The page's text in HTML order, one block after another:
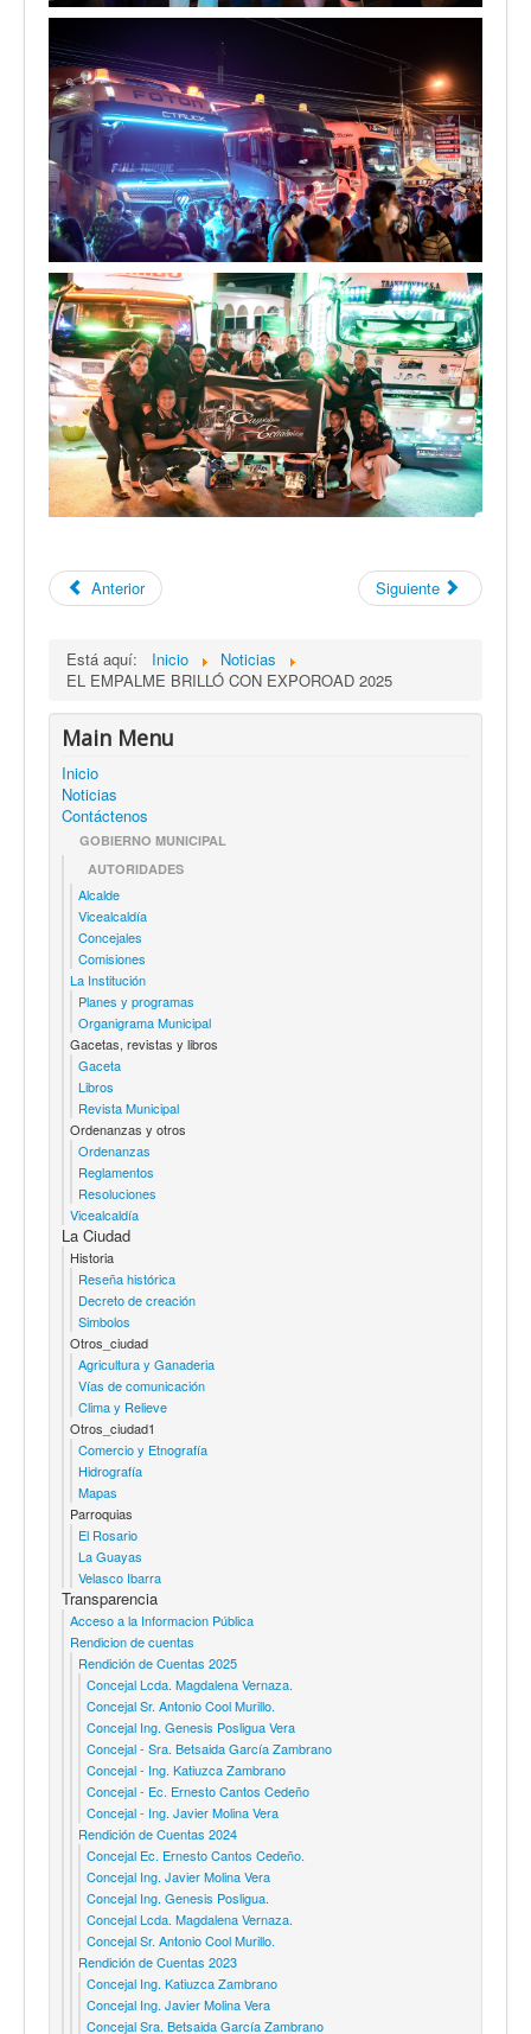
Anterior Siguiente
Está aquí: Inicio
Noticias
EL EMPALME BRILLÓ CON EXPOROAD 2025
Main Menu
Inicio
Noticias
Contáctenos
GOBIERNO MUNICIPAL
AUTORIDADES
Alcalde
Vicealcaldía
Concejales
Comisiones
La Institución
Planes y programas
Organigrama Municipal
Gacetas, revistas y libros
Gaceta
Libros
Revista Municipal
Ordenanzas y otros
Ordenanzas
Reglamentos
Resoluciones
Vicealcaldía
La Ciudad
Historia
Reseña histórica
Decreto de creación
Simbolos
Otros_ciudad
Agricultura y Ganaderia
Vías de comunicación
Clima y Relieve
Otros_ciudad1
Comercio y Etnografía
Hidrografía
Mapas
Parroquias
El Rosario
La Guayas
Velasco Ibarra
Transparencia
Acceso a la Informacion Pública
Rendicion de cuentas
Rendición de Cuentas 2025
Concejal Lcda. Magdalena Vernaza.
Concejal Sr. Antonio Cool Murillo.
Concejal Ing. Genesis Posligua Vera
Concejal - Sra. Betsaida García Zambrano
Concejal - Ing. Katiuzca Zambrano
Concejal - Ec. Ernesto Cantos Cedeño
Concejal - Ing. Javier Molina Vera
Rendición de Cuentas 2024
Concejal Ec. Ernesto Cantos Cedeño.
Concejal Ing. Javier Molina Vera
Concejal Ing. Genesis Posligua.
Concejal Lcda. Magdalena Vernaza.
Concejal Sr. Antonio Cool Murillo.
Rendición de Cuentas 2023
Concejal Ing. Katiuzca Zambrano
Concejal Ing. Javier Molina Vera
Concejal Sra. Betsaida García Zambrano